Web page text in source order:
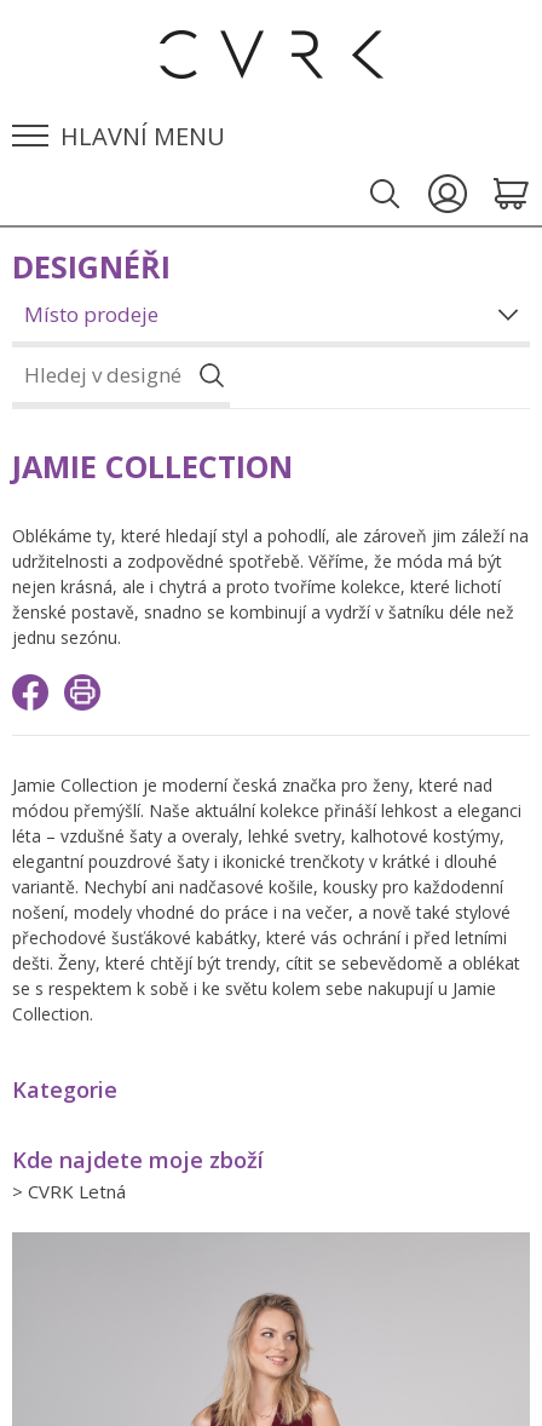
HLAVNÍ MENU
DESIGNÉŘI
Místo prodeje
JAMIE COLLECTION
Oblékáme ty, které hledají styl a pohodlí, ale zároveň jim záleží na
udržitelnosti a zodpovědné spotřebě. Věříme, že móda má být
nejen krásná, ale i chytrá a proto tvoříme kolekce, které lichotí
ženské postavě, snadno se kombinují a vydrží v šatníku déle než
jednu sezónu.
Jamie Collection je moderní česká značka pro ženy, které nad
módou přemýšlí. Naše aktuální kolekce přináší lehkost a eleganci
léta – vzdušné šaty a overaly, lehké svetry, kalhotové kostýmy,
elegantní pouzdrové šaty i ikonické trenčkoty v krátké i dlouhé
variantě. Nechybí ani nadčasové košile, kousky pro každodenní
nošení, modely vhodné do práce i na večer, a nově také stylové
přechodové šusťákové kabátky, které vás ochrání i před letními
dešti. Ženy, které chtějí být trendy, cítit se sebevědomě a oblékat
se s respektem k sobě i ke světu kolem sebe nakupují u Jamie
Collection.
Kategorie
Kde najdete moje zboží
> CVRK Letná